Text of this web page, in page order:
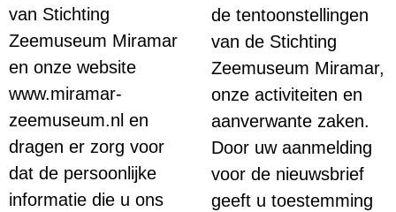
van Stichting
Zeemuseum Miramar
en onze website
www.miramar-
zeemuseum.nl en
dragen er zorg voor
dat de persoonlijke
informatie die u ons
de tentoonstellingen
van de Stichting
Zeemuseum Miramar,
onze activiteiten en
aanverwante zaken.
Door uw aanmelding
voor de nieuwsbrief
geeft u toestemming